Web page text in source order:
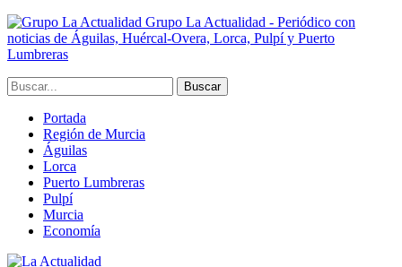
Grupo La Actualidad - Periódico con
noticias de Águilas, Huércal-Overa, Lorca, Pulpí y Puerto
Lumbreras
Portada
Región de Murcia
Águilas
Lorca
Puerto Lumbreras
Pulpí
Murcia
Economía